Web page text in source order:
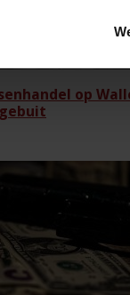
op